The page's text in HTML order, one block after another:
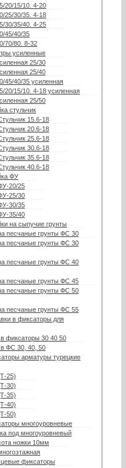
20/15/10. 4-20
25/30/35. 4-18
30/35/40. 4-25
45/40/35
70/80. 8-32
усиленные
25/30
25/40
45/40/35 усиленная
20/15/10. 4-18 усиленная
25/50
стульчик
15.6-18
20.6-18
25.6-18
30.6-18
35.6-18
40.6-18
ФУ
20/25
25/30
30/35
35/40
на сыпучие грунты
песчаные грунты ФС 30
песчаные грунты ФС 30
песчаные грунты ФС 40
песчаные грунты ФС 45
песчаные грунты ФС 50
песчаные грунты ФС 55
в фиксаторы для
в фиксаторы 30 40 50
в ФС 30, 40, 50
арматуры турецкие
25)
30)
35)
40)
50)
многоуровневые
под многоуровневый
ножки 10мм
фиксаторы